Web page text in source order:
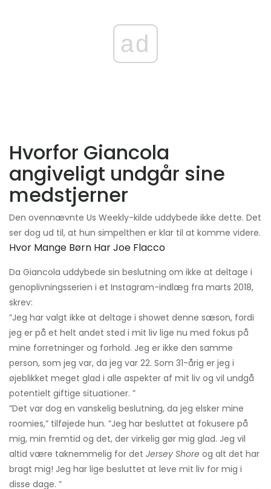
ad
Hvorfor Giancola
angiveligt undgår sine
medstjerner
Den ovennævnte Us Weekly-kilde uddybede ikke dette. Det
ser dog ud til, at hun simpelthen er klar til at komme videre.
Hvor Mange Børn Har Joe Flacco
Da Giancola uddybede sin beslutning om ikke at deltage i
genoplivningsserien i et Instagram-indlæg fra marts 2018,
skrev:
”Jeg har valgt ikke at deltage i showet denne sæson, fordi
jeg er på et helt andet sted i mit liv lige nu med fokus på
mine forretninger og forhold. Jeg er ikke den samme
person, som jeg var, da jeg var 22. Som 31-årig er jeg i
øjeblikket meget glad i alle aspekter af mit liv og vil undgå
potentielt giftige situationer. ”
”Det var dog en vanskelig beslutning, da jeg elsker mine
roomies,” tilføjede hun. ”Jeg har besluttet at fokusere på
mig, min fremtid og det, der virkelig gør mig glad. Jeg vil
altid være taknemmelig for det Jersey Shore og alt det har
bragt mig! Jeg har lige besluttet at leve mit liv for mig i
disse dage. ”